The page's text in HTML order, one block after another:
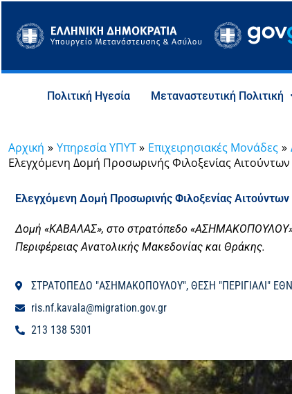
στο
περιεχόμενο
Πολιτική Ηγεσία Μεταναστευτική Πολιτική
Αρχική Υπηρεσία ΥΠΥΤ Eπιχειρησιακές Μονάδες
Ελεγχόμενη Δομή Προσωρινής Φιλοξενίας
Ελεγχόμενη Δομή Προσωρινής Φιλοξενίας
Δομή «ΚΑΒΑΛΑΣ», στο στρατόπεδο «ΑΣΗΜΑΚΟΠΟΥΛΟΥ»
Περιφέρειας Ανατολικής Μακεδονίας και Θράκης.
ΣΤΡΑΤΟΠΕΔΟ "ΑΣΗΜΑΚΟΠΟΥΛΟΥ", ΘΕΣΗ "ΠΕΡΙΓΙΑΛΙ"
ris.nf.kavala@migration.gov.gr
213 138 5301